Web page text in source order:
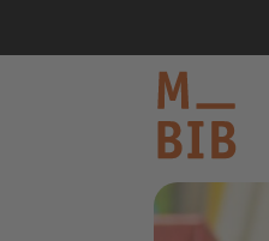
informieren
entdecken